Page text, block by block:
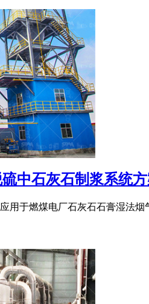
中石灰石制浆系统
用于燃煤电厂石灰石石膏湿法